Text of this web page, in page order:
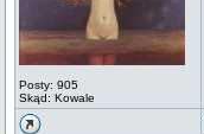
Posty: 905
Skąd: Kowale